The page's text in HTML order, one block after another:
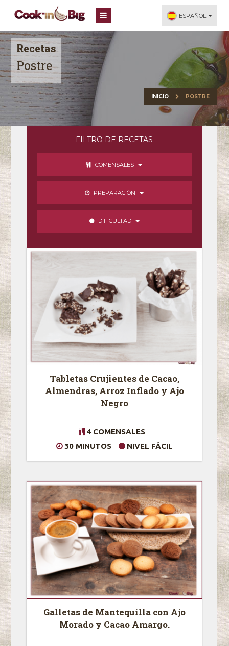
ESPAÑOL
Recetas
Postre
INICIO POSTRE
FILTRO DE RECETAS
COMENSALES
PREPARACIÓN
DIFICULTAD
Tabletas Crujientes de Cacao,
Almendras, Arroz Inflado y Ajo
Negro
4 COMENSALES
30 MINUTOS
NIVEL FÁCIL
Galletas de Mantequilla con Ajo
Morado y Cacao Amargo.